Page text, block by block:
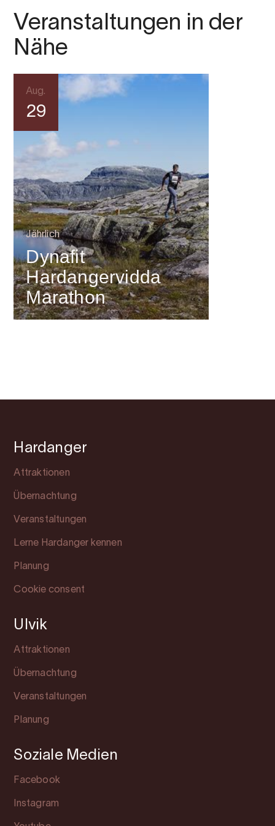
Veranstaltungen in der
Nähe
Aug.
29
Jährlich
Dynafit
Hardangervidda
Marathon
Hardanger
Attraktionen
Übernachtung
Veranstaltungen
Lerne Hardanger kennen
Planung
Cookie consent
Ulvik
Attraktionen
Übernachtung
Veranstaltungen
Planung
Soziale Medien
Facebook
Instagram